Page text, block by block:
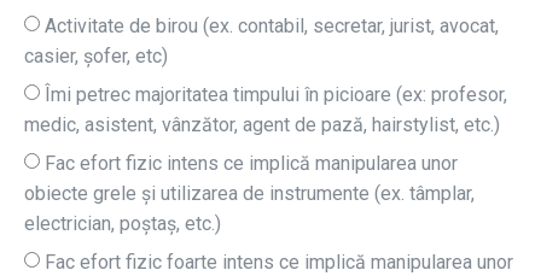
Activitate de birou (ex. contabil, secretar, jurist, avocat,
casier, șofer, etc)
Îmi petrec majoritatea timpului în picioare (ex: profesor,
medic, asistent, vânzător, agent de pază, hairstylist, etc.)
Fac efort fizic intens ce implică manipularea unor
obiecte grele și utilizarea de instrumente (ex. tâmplar,
electrician, poștaș, etc.)
Fac efort fizic foarte intens ce implică manipularea unor